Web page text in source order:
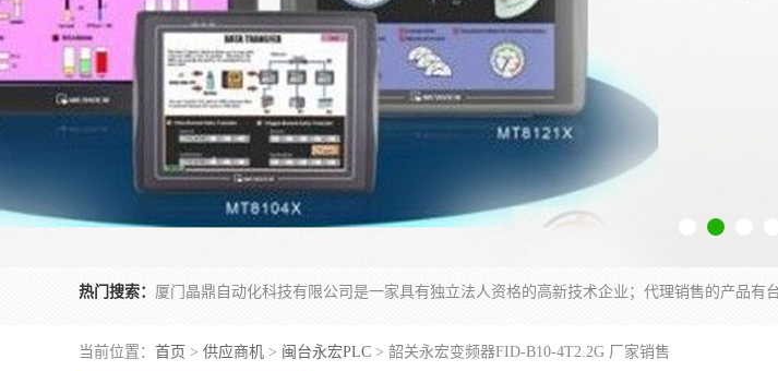
热门搜索：
当前位置： 首页 > 供应商机 > 闽台永宏PLC > 韶关永宏变频器FID-B10-4T2.2G 厂家销售